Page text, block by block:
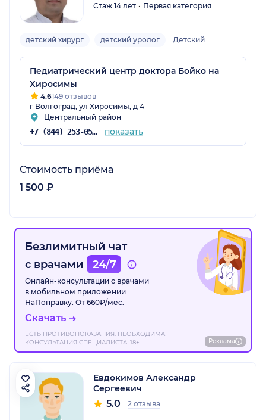
Стаж 14 лет
Первая категория
детский хирург детский уролог Детский
Педиатрический центр доктора Бойко на
Хиросимы
4.6149 отзывов
г Волгоград, ул Хиросимы, д 4
Центральный район
+7 (844) 253-05-05 показать
Стоимость приёма
1 500 ₽
Безлимитный чат
с врачами
24/7
Онлайн-консультации с врачами
в мобильном приложении
НаПоправку. От 660₽/мес.
Скачать
ЕСТЬ ПРОТИВОПОКАЗАНИЯ. НЕОБХОДИМА
КОНСУЛЬТАЦИЯ СПЕЦИАЛИСТА. 18+
Реклама
Евдокимов Александр
Сергеевич
5.0 2 отзыва